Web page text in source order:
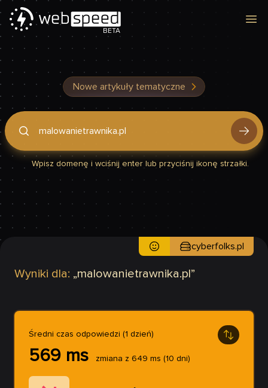
BETA
Nowe artykuły tematyczne
Podaj domenę, by sprawdzić, czy Twoja strona jest szybka
Wpisz domenę i wciśnij enter lub przyciśnij ikonę strzałki.
Wyniki dla: „malowanietrawnika.pl ”
cyberfolks.pl
Średni czas odpowiedzi (1 dzień)
569 ms zmiana z 649 ms (10 dni)